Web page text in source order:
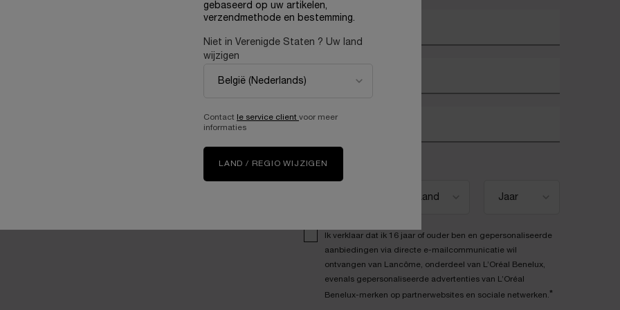
Voornaam
Geboortedatum
Ik verklaar dat ik 16 jaar of ouder ben en gepersonaliseerde
aanbiedingen via directe e-mailcommunicatie wil
ontvangen van Lancôme, onderdeel van L’Oréal Benelux,
evenals gepersonaliseerde advertenties van L’Oréal
Benelux-merken op partnerwebsites en sociale netwerken.*
gebaseerd op uw artikelen,
verzendmethode en bestemming.
Niet in Verenigde Staten ? Uw land
wijzigen
Contact le service client voor meer
informaties
LAND / REGIO WIJZIGEN